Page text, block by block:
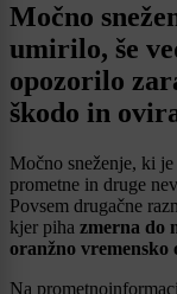
Močno
umirilo, še
opozorilo
škodo in
Močno sneženje, ki
prometne in druge
Povsem drugačne
kjer piha zmerna do
oranžno vremensko
Na